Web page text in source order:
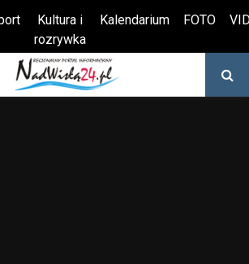
Kultura i
rozrywka
Kalendarium FOTO